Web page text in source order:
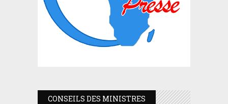
CONSEILS DES MINISTRES